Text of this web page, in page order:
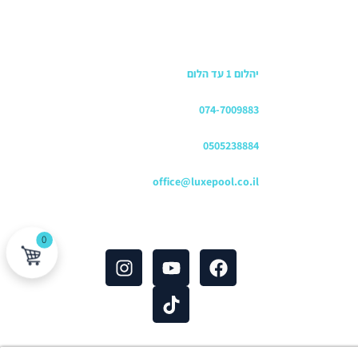
יהלום 1 עד הלום
074-7009883
0505238884
office@luxepool.co.il
0